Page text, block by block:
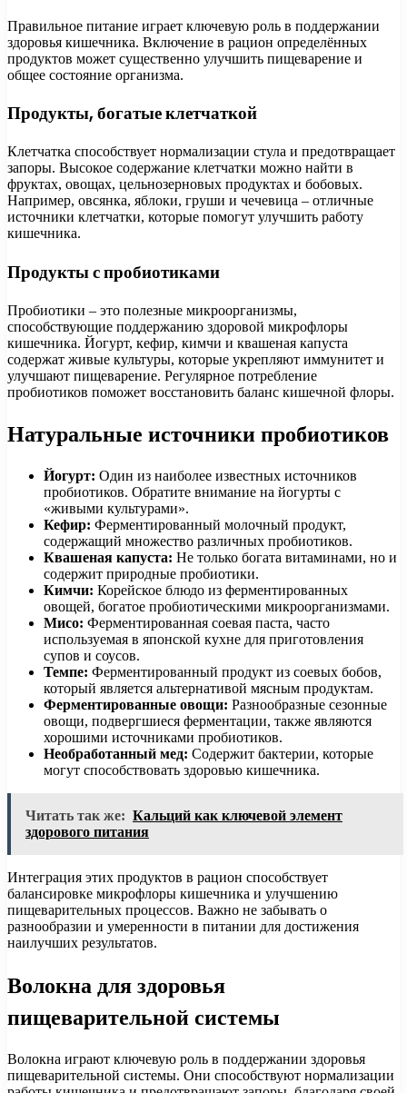
Правильное питание играет ключевую роль в поддержании
здоровья кишечника. Включение в рацион определённых
продуктов может существенно улучшить пищеварение и
общее состояние организма.
Продукты, богатые клетчаткой
Клетчатка способствует нормализации стула и предотвращает
запоры. Высокое содержание клетчатки можно найти в
фруктах, овощах, цельнозерновых продуктах и бобовых.
Например, овсянка, яблоки, груши и чечевица – отличные
источники клетчатки, которые помогут улучшить работу
кишечника.
Продукты с пробиотиками
Пробиотики – это полезные микроорганизмы,
способствующие поддержанию здоровой микрофлоры
кишечника. Йогурт, кефир, кимчи и квашеная капуста
содержат живые культуры, которые укрепляют иммунитет и
улучшают пищеварение. Регулярное потребление
пробиотиков поможет восстановить баланс кишечной флоры.
Натуральные источники пробиотиков
Йогурт: Один из наиболее известных источников
пробиотиков. Обратите внимание на йогурты с
«живыми культурами».
Кефир: Ферментированный молочный продукт,
содержащий множество различных пробиотиков.
Квашеная капуста: Не только богата витаминами, но и
содержит природные пробиотики.
Кимчи: Корейское блюдо из ферментированных
овощей, богатое пробиотическими микроорганизмами.
Мисо: Ферментированная соевая паста, часто
используемая в японской кухне для приготовления
супов и соусов.
Темпе: Ферментированный продукт из соевых бобов,
который является альтернативой мясным продуктам.
Ферментированные овощи: Разнообразные сезонные
овощи, подвергшиеся ферментации, также являются
хорошими источниками пробиотиков.
Необработанный мед: Содержит бактерии, которые
могут способствовать здоровью кишечника.
Читать так же: Кальций как ключевой элемент
здорового питания
Интеграция этих продуктов в рацион способствует
балансировке микрофлоры кишечника и улучшению
пищеварительных процессов. Важно не забывать о
разнообразии и умеренности в питании для достижения
наилучших результатов.
Волокна для здоровья
пищеварительной системы
Волокна играют ключевую роль в поддержании здоровья
пищеварительной системы. Они способствуют нормализации